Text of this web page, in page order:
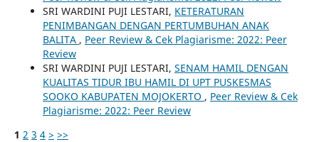
SRI WARDINI PUJI LESTARI, KETERATURAN
PENIMBANGAN DENGAN PERTUMBUHAN ANAK
BALITA , Peer Review & Cek Plagiarisme: 2022: Peer
Review
SRI WARDINI PUJI LESTARI, SENAM HAMIL DENGAN
KUALITAS TIDUR IBU HAMIL DI UPT PUSKESMAS
SOOKO KABUPATEN MOJOKERTO , Peer Review & Cek
Plagiarisme: 2022: Peer Review
1 2 3 4 > >>